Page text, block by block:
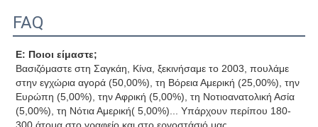
FAQ
Ε: Ποιοι είμαστε;
Βασιζόμαστε στη Σαγκάη, Κίνα, ξεκινήσαμε το 2003, πουλάμε
στην εγχώρια αγορά (50,00%), τη Βόρεια Αμερική (25,00%), την
Ευρώπη (5,00%), την Αφρική (5,00%), τη Νοτιοανατολική Ασία
(5,00%), τη Νότια Αμερική( 5,00%)... Υπάρχουν περίπου 180-